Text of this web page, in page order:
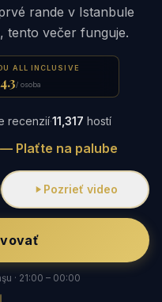
rande v Istanbule
tento večer funguje.
ALL INCLUSIVE
/ osoba
recenzií·11,317 hostí
Plaťte na palube
Pozrieť video
· 21:00 – 00:00